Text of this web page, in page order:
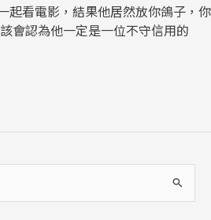
起看電影，結果他居然放你鴿子，你
會認為他一定是一位不守信用的